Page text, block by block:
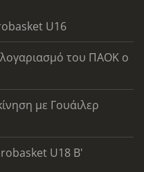
U16
του ΠΑΟΚ ο
με Γουάιλερ
U18 Β'